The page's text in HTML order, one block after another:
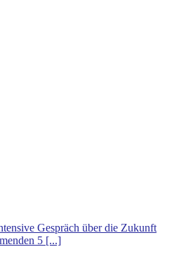
Gespräch über die Zukunft
5 [...]